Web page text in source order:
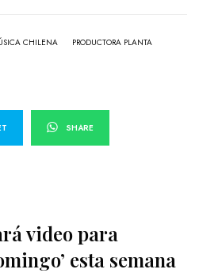
CHILENA
PRODUCTORA PLANTA
SHARE
video para
esta semana